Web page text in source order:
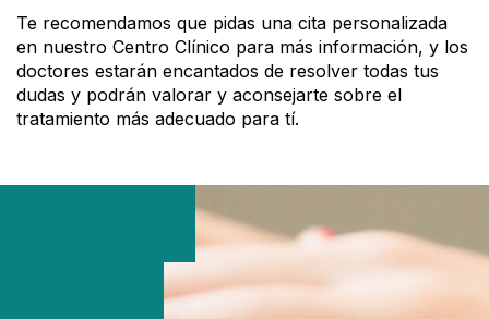
Te recomendamos que pidas una cita personalizada
en nuestro Centro Clínico para más información, y los
doctores estarán encantados de resolver todas tus
dudas y podrán valorar y aconsejarte sobre el
tratamiento más adecuado para tí.